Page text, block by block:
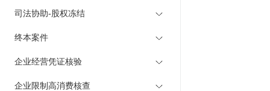
司法协助-股权冻结
终本案件
企业经营凭证核验
企业限制高消费核查